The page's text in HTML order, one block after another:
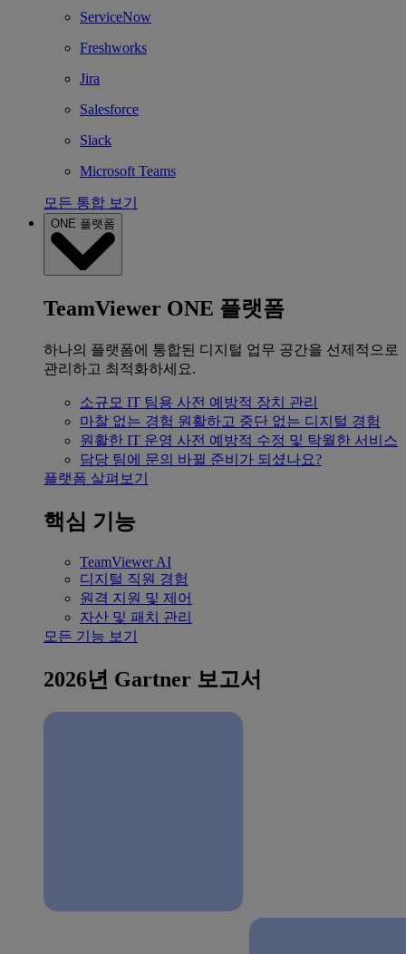
ServiceNow
Freshworks
Jira
Salesforce
Slack
Microsoft Teams
모든 통합 보기
ONE 플랫폼
TeamViewer ONE 플랫폼
하나의 플랫폼에 통합된 디지털 업무 공간을 선제적으로
관리하고 최적화하세요.
소규모 IT 팀용 사전 예방적 장치 관리
마찰 없는 경험 원활하고 중단 없는 디지털 경험
원활한 IT 운영 사전 예방적 수정 및 탁월한 서비스
담당 팀에 문의 바뀔 준비가 되셨나요?
플랫폼 살펴보기
핵심 기능
TeamViewer AI
디지털 직원 경험
원격 지원 및 제어
자산 및 패치 관리
모든 기능 보기
2026년 Gartner 보고서